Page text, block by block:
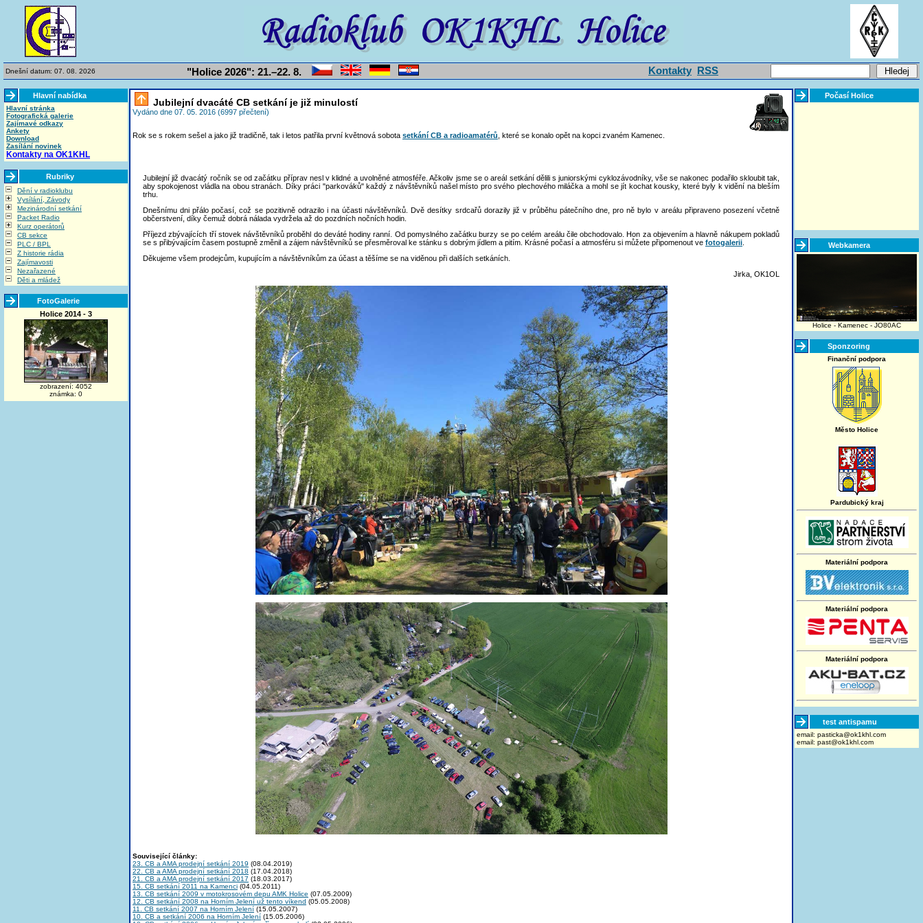
Dnešní datum: 07. 08. 2026 "Holice 2026": 21.–22. 8. Kontakty RSS
Hlavní nabídka
Hlavní stránka
Fotografická galerie
Zajímavé odkazy
Ankety
Download
Zasílání novinek
Kontakty na OK1KHL
Rubriky
Dění v radioklubu
Vysílání, Závody
Mezinárodní setkání
Packet Radio
Kurz operátorů
CB sekce
PLC / BPL
Z historie rádia
Zajímavosti
Nezařazené
Děti a mládež
FotoGalerie
Holice 2014 - 3
zobrazení: 4052
známka: 0
Jubilejní dvacáté CB setkání je již minulostí
Vydáno dne 07. 05. 2016 (6997 přečtení)
Rok se s rokem sešel a jako již tradičně, tak i letos patřila první květnová sobota setkání CB a radioamatérů , které se konalo opět na kopci zvaném Kamenec.
Jubilejní již dvacátý ročník se od začátku příprav nesl v klidné a uvolněné atmosféře. Ačkoliv jsme se o areál setkání dělili s juniorskými cyklozávodníky, vše se nakonec podařilo skloubit tak,
aby spokojenost vládla na obou stranách. Díky práci "parkováků" každý z návštěvníků našel místo pro svého plechového miláčka a mohl se jít kochat kousky, které byly k vidění na bleším
trhu.
Dnešnímu dni přálo počasí, což se pozitivně odrazilo i na účasti návštěvníků. Dvě desítky srdcařů dorazily již v průběhu pátečního dne, pro ně bylo v areálu připraveno posezení včetně
občerstvení, díky čemuž dobrá nálada vydržela až do pozdních nočních hodin.
Příjezd zbývajících tří stovek návštěvníků proběhl do deváté hodiny ranní. Od pomyslného začátku burzy se po celém areálu čile obchodovalo. Hon za objevením a hlavně nákupem pokladů
se s přibývajícím časem postupně změnil a zájem návštěvníků se přesměroval ke stánku s dobrým jídlem a pitím. Krásné počasí a atmosféru si můžete připomenout ve fotogalerii
Děkujeme všem prodejcům, kupujícím a návštěvníkům za účast a těšíme se na viděnou při dalších setkáních.
Jirka, OK1OL
Související články:
23. CB a AMA prodejní setkání 2019 (08.04.2019)
22. CB a AMA prodejní setkání 2018 (17.04.2018)
21. CB a AMA prodejní setkání 2017 (18.03.2017)
15. CB setkání 2011 na Kamenci (04.05.2011)
13. CB setkání 2009 v motokrosovém depu AMK Holice (07.05.2009)
12. CB setkání 2008 na Horním Jelení už tento víkend (05.05.2008)
11. CB setkání 2007 na Horním Jelení (15.05.2007)
10. CB a setkání 2006 na Horním Jelení (15.05.2006)
Počasí Holice
Webkamera
Holice - Kamenec - JO80AC
Sponzoring
Finanční podpora
Město Holice
Pardubický kraj
Materiální podpora
Materiální podpora
Materiální podpora
test antispamu
email: moc.lhk1ko@akcitsap
email: past@ok1khl.com